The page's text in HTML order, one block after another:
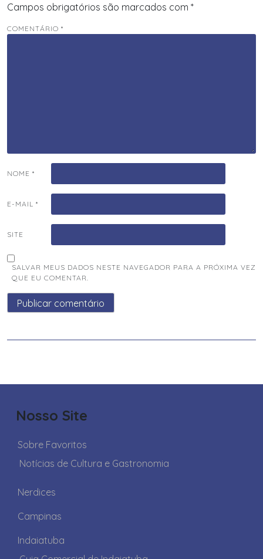
Campos obrigatórios são marcados com *
COMENTÁRIO *
NOME *
E-MAIL *
SITE
SALVAR MEUS DADOS NESTE NAVEGADOR PARA A PRÓXIMA VEZ
QUE EU COMENTAR.
Nosso Site
Sobre Favoritos
Notícias de Cultura e Gastronomia
Nerdices
Campinas
Indaiatuba